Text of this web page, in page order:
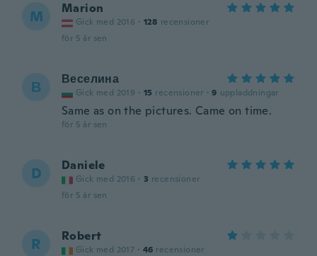
M Marion
Gick med 2016 · 128 recensioner
för 5 år sen
В Веселина
Gick med 2019 · 15 recensioner · 9 uppladdningar
Same as on the pictures. Came on time.
för 5 år sen
D Daniele
Gick med 2016 · 3 recensioner
för 5 år sen
R Robert
Gick med 2017 · 46 recensioner